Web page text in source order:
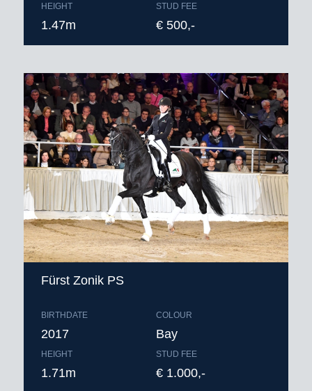
HEIGHT
1.47m
STUD FEE
€ 500,-
Fürst Zonik PS
BIRTHDATE
2017
HEIGHT
1.71m
COLOUR
Bay
STUD FEE
€ 1.000,-